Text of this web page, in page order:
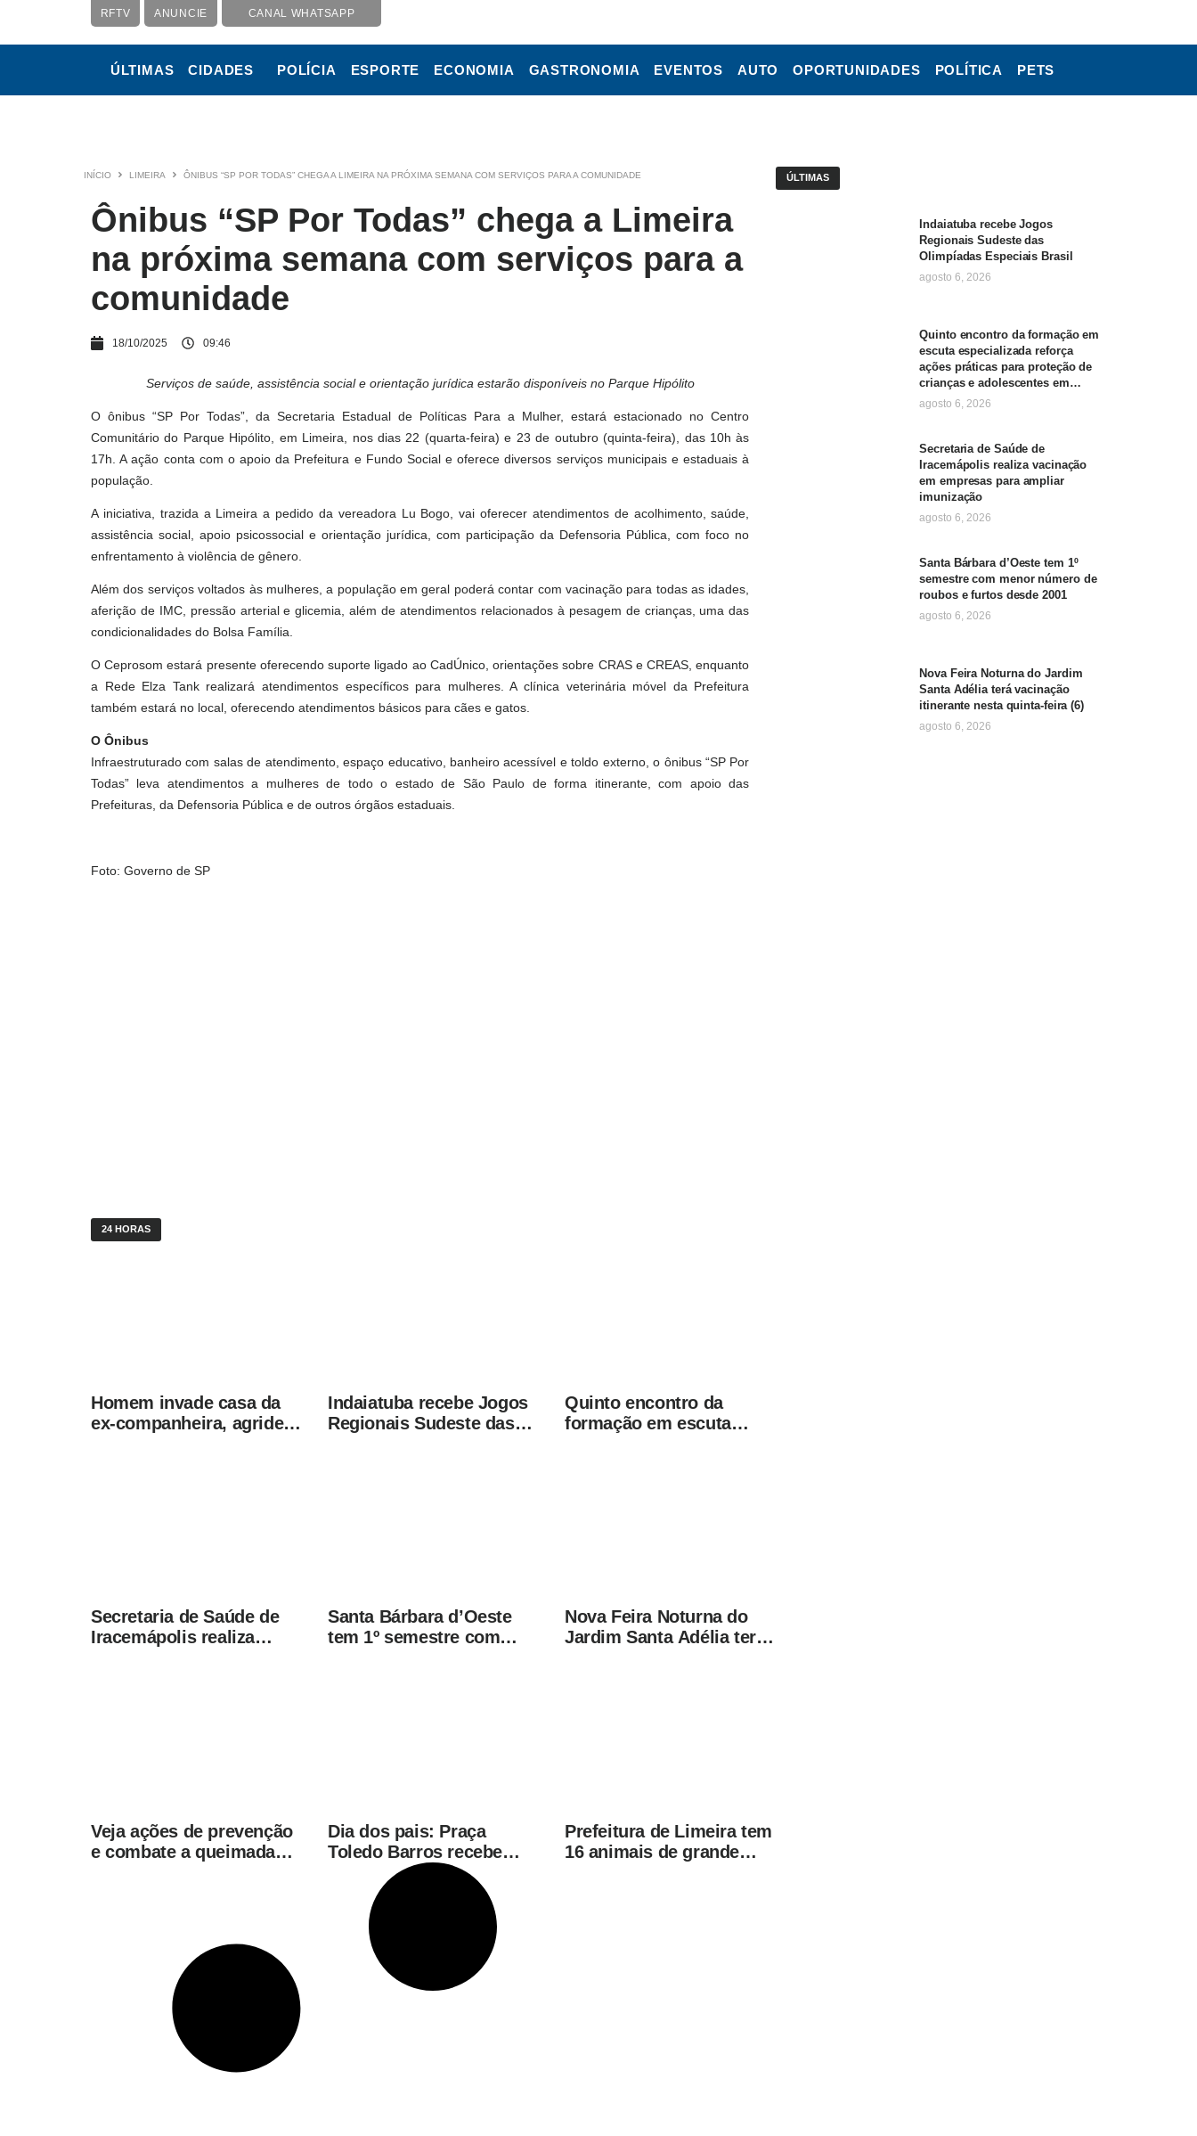
RFTV ANUNCIE CANAL WHATSAPP
ÚLTIMAS CIDADES POLÍCIA ESPORTE ECONOMIA GASTRONOMIA EVENTOS AUTO OPORTUNIDADES POLÍTICA PETS
INÍCIO LIMEIRA ÔNIBUS “SP POR TODAS” CHEGA A LIMEIRA NA PRÓXIMA SEMANA COM SERVIÇOS PARA A COMUNIDADE
Ônibus “SP Por Todas” chega a Limeira
na próxima semana com serviços para a
comunidade
18/10/2025 09:46
Serviços de saúde, assistência social e orientação jurídica estarão disponíveis no Parque Hipólito
O ônibus “SP Por Todas”, da Secretaria Estadual de Políticas Para a Mulher, estará estacionado no Centro
Comunitário do Parque Hipólito, em Limeira, nos dias 22 (quarta-feira) e 23 de outubro (quinta-feira), das 10h às
17h. A ação conta com o apoio da Prefeitura e Fundo Social e oferece diversos serviços municipais e estaduais à
população.
A iniciativa, trazida a Limeira a pedido da vereadora Lu Bogo, vai oferecer atendimentos de acolhimento, saúde,
assistência social, apoio psicossocial e orientação jurídica, com participação da Defensoria Pública, com foco no
enfrentamento à violência de gênero.
Além dos serviços voltados às mulheres, a população em geral poderá contar com vacinação para todas as idades,
aferição de IMC, pressão arterial e glicemia, além de atendimentos relacionados à pesagem de crianças, uma das
condicionalidades do Bolsa Família.
O Ceprosom estará presente oferecendo suporte ligado ao CadÚnico, orientações sobre CRAS e CREAS, enquanto
a Rede Elza Tank realizará atendimentos específicos para mulheres. A clínica veterinária móvel da Prefeitura
também estará no local, oferecendo atendimentos básicos para cães e gatos.
O Ônibus
Infraestruturado com salas de atendimento, espaço educativo, banheiro acessível e toldo externo, o ônibus “SP Por
Todas” leva atendimentos a mulheres de todo o estado de São Paulo de forma itinerante, com apoio das
Prefeituras, da Defensoria Pública e de outros órgãos estaduais.
Foto: Governo de SP
ÚLTIMAS
Indaiatuba recebe Jogos
Regionais Sudeste das
Olimpíadas Especiais Brasil
agosto 6, 2026
Quinto encontro da formação em
escuta especializada reforça
ações práticas para proteção de
crianças e adolescentes em
Americana
agosto 6, 2026
Secretaria de Saúde de
Iracemápolis realiza vacinação
em empresas para ampliar
imunização
agosto 6, 2026
Santa Bárbara d’Oeste tem 1º
semestre com menor número de
roubos e furtos desde 2001
agosto 6, 2026
Nova Feira Noturna do Jardim
Santa Adélia terá vacinação
itinerante nesta quinta-feira (6)
agosto 6, 2026
24 HORAS
Homem invade casa da
ex-companheira, agride
Indaiatuba recebe Jogos
Regionais Sudeste das
Quinto encontro da
formação em escuta
Secretaria de Saúde de
Iracemápolis realiza
Santa Bárbara d’Oeste
tem 1º semestre com
Nova Feira Noturna do
Jardim Santa Adélia terá
Veja ações de prevenção
e combate a queimadas
Dia dos pais: Praça
Toledo Barros recebe
apresentação musical
neste sábado (8)
Prefeitura de Limeira tem
16 animais de grande